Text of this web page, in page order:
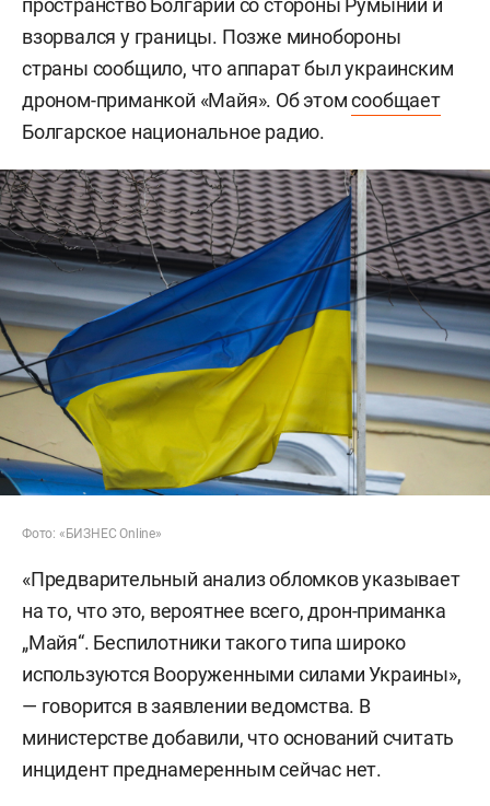
взорвался у границы. Позже минобороны
страны сообщило, что аппарат был украинским
дроном-приманкой «Майя». Об этомсообщает
Болгарское национальное радио.
Фото: «БИЗНЕС Online»
«Предварительный анализ обломков указывает
на то, что это, вероятнее всего, дрон-приманка
„Майя“. Беспилотники такого типа широко
используются Вооруженными силами Украины»,
— говорится в заявлении ведомства. В
министерстве добавили, что оснований считать
инцидент преднамеренным сейчас нет.